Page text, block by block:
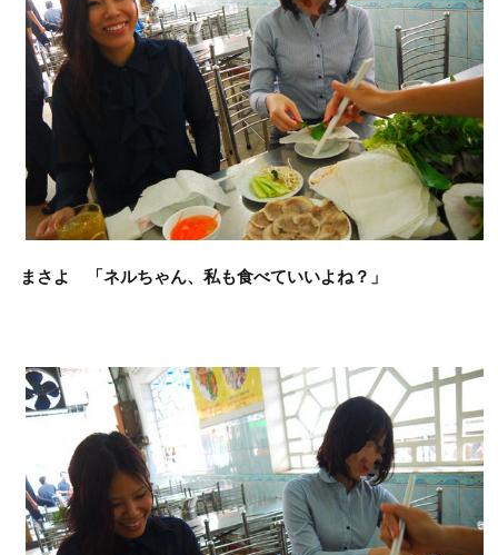
まさよ 「ネルちゃん、私も食べていいよね？」